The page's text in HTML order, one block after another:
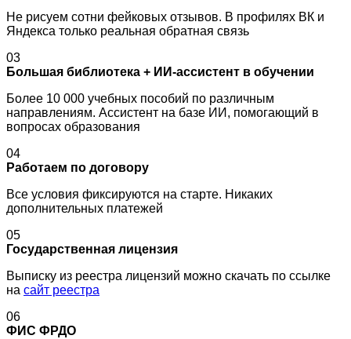
Не рисуем сотни фейковых отзывов. В профилях ВК и
Яндекса только реальная обратная связь
03
Большая библиотека + ИИ-ассистент в обучении
Более 10 000 учебных пособий по различным
направлениям. Ассистент на базе ИИ, помогающий в
вопросах образования
04
Работаем по договору
Все условия фиксируются на старте. Никаких
дополнительных платежей
05
Государственная лицензия
Выписку из реестра лицензий можно скачать по ссылке
на сайт реестра
06
ФИС ФРДО